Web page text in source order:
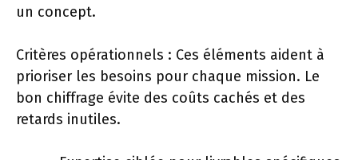
un concept.
Critères opérationnels : Ces éléments aident à
prioriser les besoins pour chaque mission. Le
bon chiffrage évite des coûts cachés et des
retards inutiles.